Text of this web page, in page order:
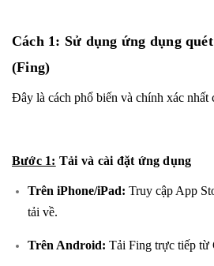
Cách 1: Sử dụng ứng dụng
(Fing)
Đây là cách phổ biến và chính xác nhất
Bước 1: Tải và cài đặt ứng dụng
Trên iPhone/iPad: Truy cập App
tải về.
Trên Android: Tải Fing trực tiếp từ